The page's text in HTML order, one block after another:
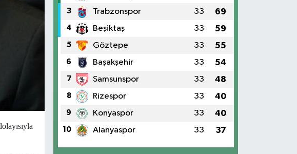
3 Trabzonspor 33 69
4 Beşiktaş 33 59
5 Göztepe 33 55
6 Başakşehir 33 54
7 Samsunspor 33 48
8 Rizespor 33 40
9 Konyaspor 33 40
10 Alanyaspor 33 37